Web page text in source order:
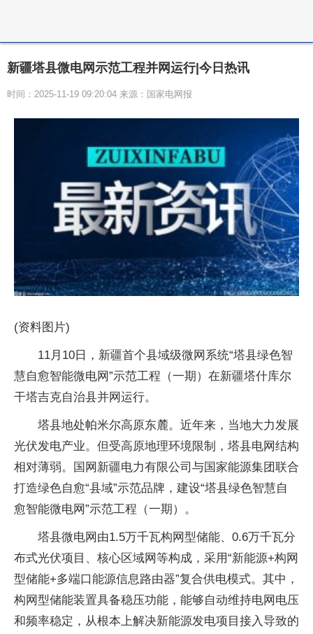
新疆塔县微电网示范工程并网运行|今日热讯
时间：2025-11-19 09:20:04 来源：国家电网报
(资料图片)
11月10日，新疆首个县域级微网系统“塔县绿色智
慧自愈智能微电网”示范工程（一期）在新疆塔什库尔
干塔吉克自治县并网运行。
塔县地处帕米尔高原东麓。近年来，当地大力发展
光伏发电产业。但受高原地理环境限制，塔县电网结构
相对薄弱。国网新疆电力有限公司与国家能源集团联合
打造绿色自愈“县域”示范品牌，建设“塔县绿色智慧自
愈智能微电网”示范工程（一期）。
塔县微电网由1.5万千瓦构网型储能、0.6万千瓦分
布式光伏项目、核心区域网等构成，采用“新能源+构网
型储能+多端口能源信息路由器”复合供电模式。其中，
构网型储能装置具备稳压功能，能够自动维持电网电压
和频率稳定，从根本上解决新能源发电项目接入导致的